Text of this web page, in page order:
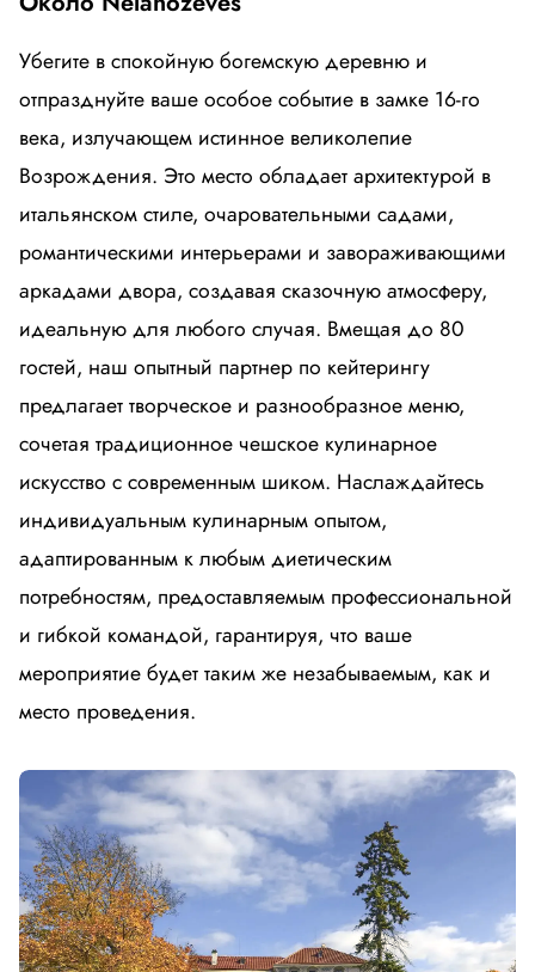
Убегите в спокойную богемскую деревню и
отпразднуйте ваше особое событие в замке 16-го
века, излучающем истинное великолепие
Возрождения. Это место обладает архитектурой в
итальянском стиле, очаровательными садами,
романтическими интерьерами и завораживающими
аркадами двора, создавая сказочную атмосферу,
идеальную для любого случая. Вмещая до 80
гостей, наш опытный партнер по кейтерингу
предлагает творческое и разнообразное меню,
сочетая традиционное чешское кулинарное
искусство с современным шиком. Наслаждайтесь
индивидуальным кулинарным опытом,
адаптированным к любым диетическим
потребностям, предоставляемым профессиональной
и гибкой командой, гарантируя, что ваше
мероприятие будет таким же незабываемым, как и
место проведения.